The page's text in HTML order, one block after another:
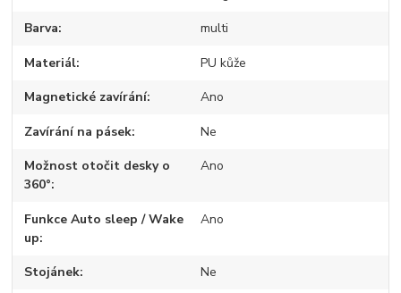
Barva multi
Materiál PU kůže
Magnetické zavírání Ano
Zavírání na pásek Ne
Možnost otočit desky o
360°
Ano
Funkce Auto sleep / Wake
up
Ano
Stojánek Ne